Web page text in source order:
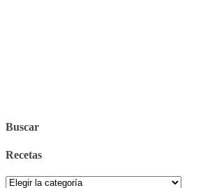
Buscar
Recetas
Recetas